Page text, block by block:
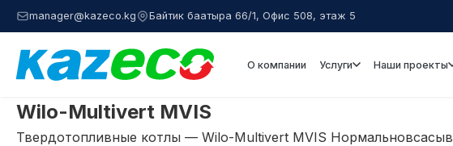
manager@kazeco.kg Байтик баатыра 66/1, Офис 508, этаж 5
О компании Услуги Наши проекты
Wilo-Multivert MVIS
Твердотопливные котлы — Wilo-Multivert MVIS